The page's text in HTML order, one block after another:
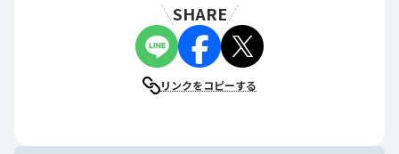
SHARE
リンクをコピーする